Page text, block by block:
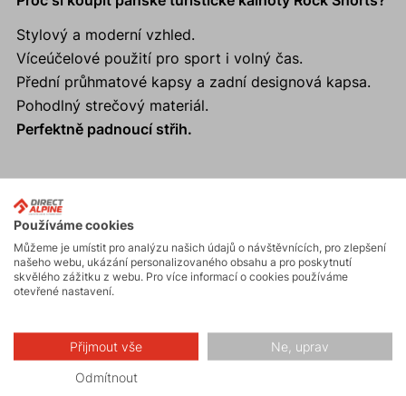
Stylový a moderní vzhled.
Víceúčelové použití pro sport i volný čas.
Přední průhmatové kapsy a zadní designová kapsa.
Pohodlný strečový materiál.
Perfektně padnoucí střih.
Aktivity
Turistika
Skalní lezení a
ferraty
Používáme cookies
Můžeme je umístit pro analýzu našich údajů o návštěvnících, pro zlepšení
našeho webu, ukázání personalizovaného obsahu a pro poskytnutí
skvělého zážitku z webu. Pro více informací o cookies používáme
otevřené nastavení.
Přijmout vše Ne, uprav
Odmítnout